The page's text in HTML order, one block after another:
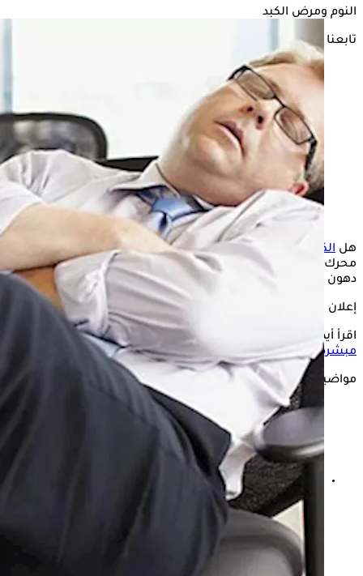
النوم ومرض الكبد
تابعنا على
هل الكبد
الدهني يسبب النعاس؟ يتكرر هذا السؤال باستمرار على
محرك بحث جوجل، لأن الكثير من المرضى يرغبون في معرفة تأثير
دهون الكبد على النوم.
إعلان
اقرأ أيضًا:
أحدث علاجات الكبد الدهني- دواء لمرض الربو يحقق نتائج
مبشرة
مواضيع ذات صلة
كيف أعرف أن ألم البطن من الكبد؟- إليك الإجابة